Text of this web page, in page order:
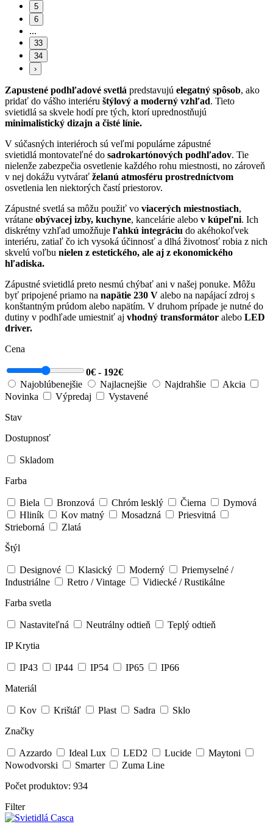
5
6
...
33
34
›
Zapustené podhľadové svetlá predstavujú elegatný spôsob, ako
pridať do vášho interiéru štýlový a moderný vzhľad. Tieto
svietidlá sa skvele hodí pre tých, ktorí uprednostňujú
minimalistický dizajn a čisté línie.
V súčasných interiéroch sú veľmi populárne zápustné
svietidlá montovateľné do sadrokartónových podhľadov. Tie
nielenže zabezpečia osvetlenie každého rohu miestnosti, no zároveň
v nej dokážu vytvárať želanú atmosféru prostredníctvom
osvetlenia len niektorých častí priestorov.
Zápustné svetlá sa môžu použiť vo viacerých miestnostiach,
vrátane obývacej izby, kuchyne, kancelárie alebo v kúpeľni. Ich
diskrétny vzhľad umožňuje ľahkú integráciu do akéhokoľvek
interiéru, zatiaľ čo ich vysoká účinnosť a dlhá životnosť robia z nich
skvelú voľbu nielen z estetického, ale aj z ekonomického
hľadiska.
Zápustné svietidlá preto nesmú chýbať ani v našej ponuke. Môžu
byť pripojené priamo na napätie 230 V alebo na napájací zdroj s
konštantným prúdom alebo napätím. V druhom prípade je nutné do
dutiny v podhľade umiestniť aj vhodný transformátor alebo LED
driver.
Cena
0€ - 192€
Najoblúbenejšie
Najlacnejšie Najdrahšie
Akcia
Novinka
Výpredaj
Vystavené
Stav
Dostupnosť
Skladom
Farba
Biela Bronzová Chróm lesklý Čierna
Dymová
Hliník
Kov matný Mosadzná
Priesvitná
Strieborná
Zlatá
Štýl
Designové Klasický Moderný
Priemyselné /
Industriálne
Retro / Vintage
Vidiecké / Rustikálne
Farba svetla
Nastaviteľná Neutrálny odtieň
Teplý odtieň
IP Krytia
IP43 IP44 IP54 IP65
IP66
Materiál
Kov Krištáľ Plast Sadra
Sklo
Značky
Azzardo Ideal Lux LED2 Lucide
Maytoni
Nowodvorski
Smarter
Zuma Line
Počet produktov: 934
Filter